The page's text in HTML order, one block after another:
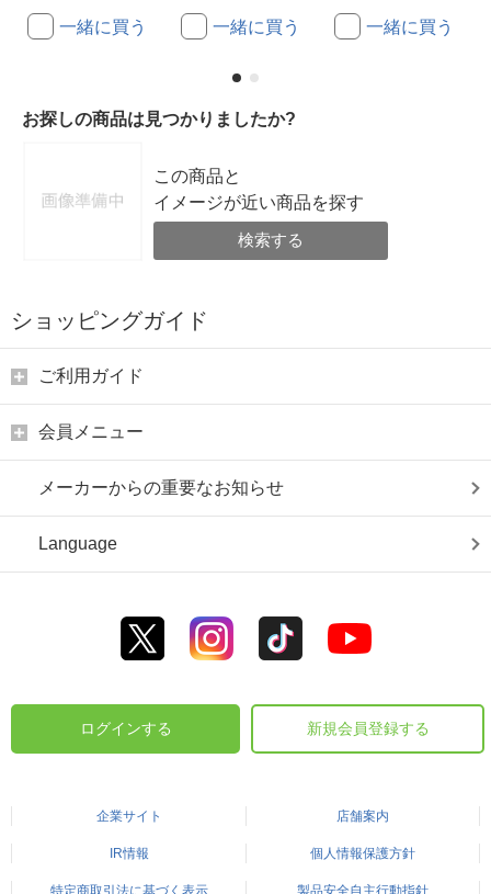
一緒に買う 一緒に買う 一緒に買う
お探しの商品は見つかりましたか?
この商品と
イメージが近い商品を探す
検索する
ショッピングガイド
ご利用ガイド
会員メニュー
メーカーからの重要なお知らせ
Language
ログインする 新規会員登録する
企業サイト 店舗案内
IR情報 個人情報保護方針
特定商取引法に基づく表示 製品安全自主行動指針